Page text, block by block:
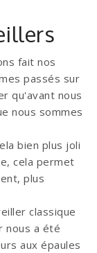
fait nos
passés sur
qu'avant nous
nous sommes
bien plus joli
cela permet
plus
classique
nous a été
aux épaules